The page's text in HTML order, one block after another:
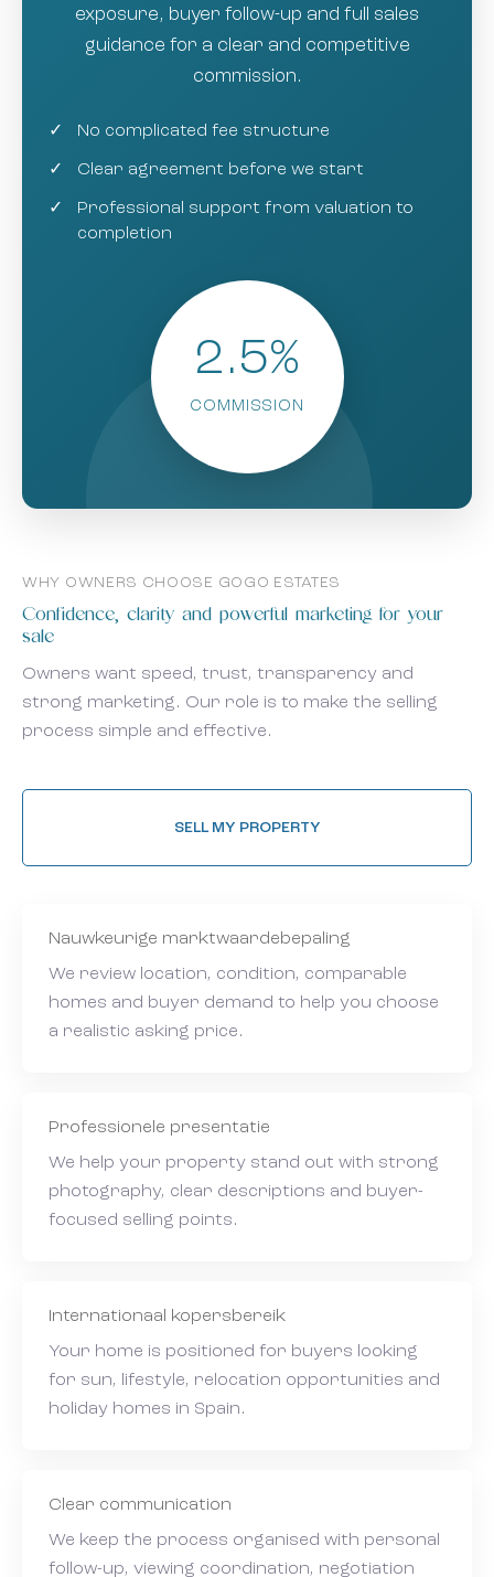
exposure, buyer follow-up and full sales
guidance for a clear and competitive
commission.
No complicated fee structure
Clear agreement before we start
Professional support from valuation to
completion
2.5%
COMMISSION
WHY OWNERS CHOOSE GOGO ESTATES
Confidence, clarity and powerful marketing for your
sale
Owners want speed, trust, transparency and
strong marketing. Our role is to make the selling
process simple and effective.
SELL MY PROPERTY
Nauwkeurige marktwaardebepaling
We review location, condition, comparable
homes and buyer demand to help you choose
a realistic asking price.
Professionele presentatie
We help your property stand out with strong
photography, clear descriptions and buyer-
focused selling points.
Internationaal kopersbereik
Your home is positioned for buyers looking
for sun, lifestyle, relocation opportunities and
holiday homes in Spain.
Clear communication
We keep the process organised with personal
follow-up, viewing coordination, negotiation